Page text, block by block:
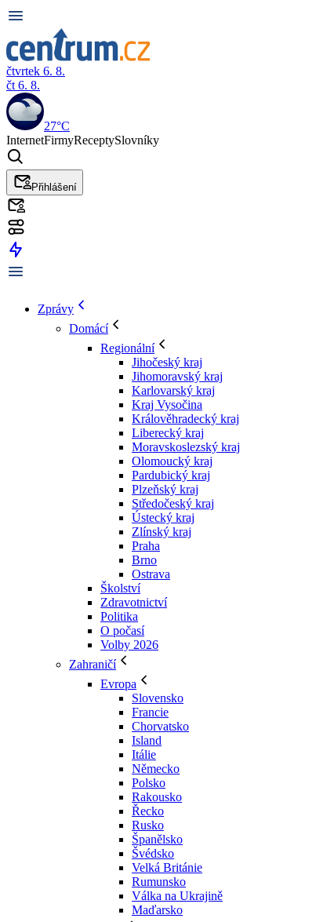
čtvrtek 6. 8.
čt 6. 8.
27°C
InternetFirmyReceptySlovníky
Přihlášení
Zprávy
Domácí
Regionální
Jihočeský kraj
Jihomoravský kraj
Karlovarský kraj
Kraj Vysočina
Králověhradecký kraj
Liberecký kraj
Moravskoslezský kraj
Olomoucký kraj
Pardubický kraj
Plzeňský kraj
Středočeský kraj
Ústecký kraj
Zlínský kraj
Praha
Brno
Ostrava
Školství
Zdravotnictví
Politika
O počasí
Volby 2026
Zahraničí
Evropa
Slovensko
Francie
Chorvatsko
Island
Itálie
Německo
Polsko
Rakousko
Řecko
Rusko
Španělsko
Švédsko
Velká Británie
Rumunsko
Válka na Ukrajině
Maďarsko